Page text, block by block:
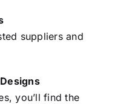
suppliers and
you’ll find the